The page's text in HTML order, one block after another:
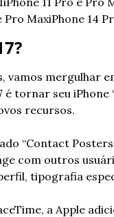
Pro MaxiPhone 14
mergulhar
tornar seu iPhone
recursos.
“Contact
com outros
tipografia
a Apple